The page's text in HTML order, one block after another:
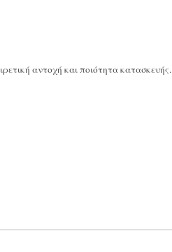
αντοχή και ποιότητα κατασκευής.